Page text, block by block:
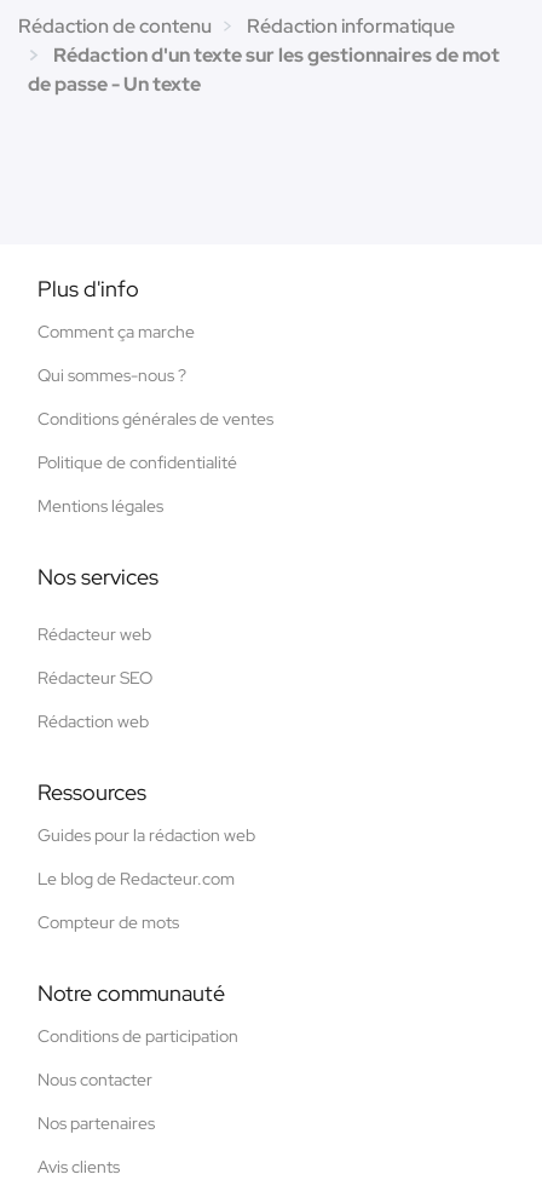
Rédaction de contenu
Rédaction informatique
Rédaction d'un texte sur les gestionnaires de mot
de passe - Un texte
Plus d'info
Comment ça marche
Qui sommes-nous ?
Conditions générales de ventes
Politique de confidentialité
Mentions légales
Nos services
Rédacteur web
Rédacteur SEO
Rédaction web
Ressources
Guides pour la rédaction web
Le blog de Redacteur.com
Compteur de mots
Notre communauté
Conditions de participation
Nous contacter
Nos partenaires
Avis clients